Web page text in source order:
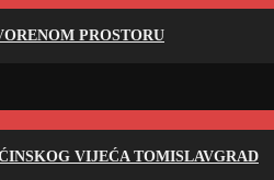
PROSTORU
VIJEĆA TOMISLAVGRAD